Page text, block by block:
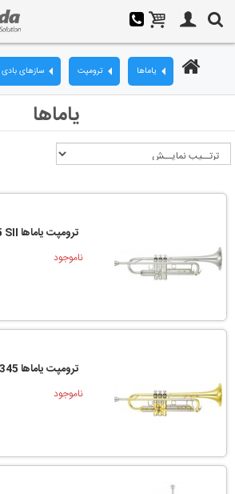
سازهای بادی ترومپت یاماها
یاماها
ترومپت یاماها YAMAHA YTR4435 SII
ناموجود
ترومپت یاماها YAMAHA YTR8345
ناموجود